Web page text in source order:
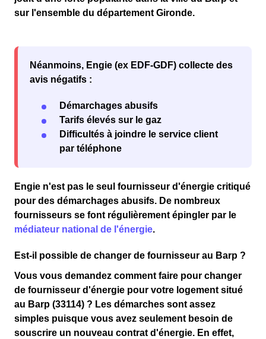
sur l'ensemble du département Gironde.
Néanmoins, Engie (ex EDF-GDF) collecte des
avis négatifs :
Démarchages abusifs
Tarifs élevés sur le gaz
Difficultés à joindre le service client
par téléphone
Engie n'est pas le seul fournisseur d'énergie critiqué
pour des démarchages abusifs. De nombreux
fournisseurs se font régulièrement épingler par le
médiateur national de l'énergie.
Est-il possible de changer de fournisseur au Barp ?
Vous vous demandez comment faire pour changer
de fournisseur d'énergie pour votre logement situé
au Barp (33114) ? Les démarches sont assez
simples puisque vous avez seulement besoin de
souscrire un nouveau contrat d'énergie. En effet,